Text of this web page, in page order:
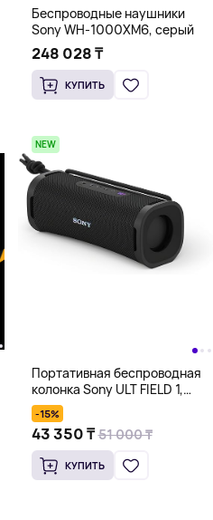
Беспроводные наушники
Sony WH-1000XM6, серый
248 028 ₸
КУПИТЬ
NEW
Портативная беспроводная
колонка Sony ULT FIELD 1,
черный
-15%
43 350 ₸ 51 000 ₸
КУПИТЬ